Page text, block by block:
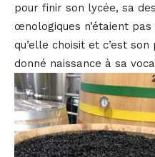
pour finir son lycée, sa
œnologiques n’étaient
qu’elle choisit et c’est
donné naissance à sa